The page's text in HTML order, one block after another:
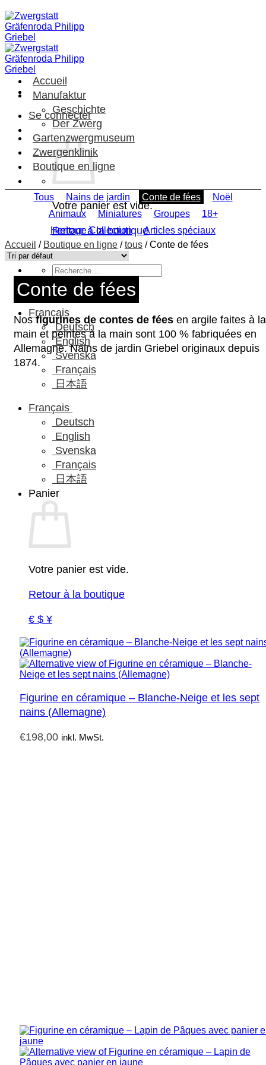
Passer
au
contenu
Se connecter
Votre panier est vide.
Retour à la boutique
Recherche
pour :
Français
Deutsch
English
Svenska
Français
日本語
Français
Deutsch
English
Svenska
Français
日本語
Panier
Votre panier est vide.
Retour à la boutique
€ $ ¥
Accueil
Manufaktur
Geschichte
Der Zwerg
Gartenzwergmuseum
Zwergenklinik
Boutique en ligne
Tous Nains de jardin Conte de fées
Noël
Animaux
Miniatures Groupes
18+
Heritage Collection
Articles spéciaux
Accueil / Boutique en ligne / tous /Conte de fées
Conte de fées
Nosfigurines de contes de fées en argile faites à la
main et peintes à la main sont 100 % fabriquées en
Allemagne. Nains de jardin Griebel originaux depuis
1874.
Figurine en céramique – Blanche-Neige et les sept
nains (Allemagne)
€198,00 inkl. MwSt.